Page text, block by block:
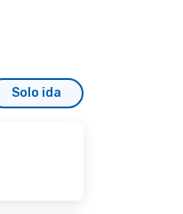
Solo ida